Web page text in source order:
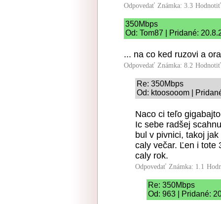
Odpovedať Známka: 3.3
350Mbps
Od: Tom87 | Pridané:
... na co ked ruzovi a
Odpovedať Známka: 8.2
Re: 350Mbps
Od: ktoosooom |
Naco ci teľo
Ic sebe radšej
bul v pivnici, takoj
caly večar. Ľen i tote
caly rok.
Odpovedať Známka: 1.1
Re: 350Mbps
Od: 963 | Pridané: